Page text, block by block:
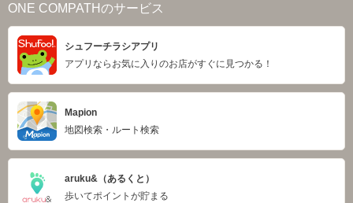
ONE COMPATHのサービス
シュフーチラシアプリ
アプリならお気に入りのお店がすぐに見つかる！
Mapion
地図検索・ルート検索
aruku&（あるくと）
歩いてポイントが貯まる